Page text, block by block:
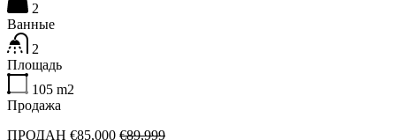
2
Ванные
2
Площадь
105 m2
Продажа
ПРОДАН €85,000 €89,999